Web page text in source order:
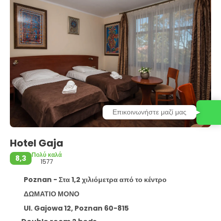
Hotel Gaja
8,3
Πολύ καλά
1577
Poznan - Στα 1,2 χιλιόμετρα από το κέντρο
ΔΩΜΑΤΙΟ ΜΟΝΟ
Ul. Gajowa 12, Poznan 60-815
Επικοινωνήστε μαζί μας